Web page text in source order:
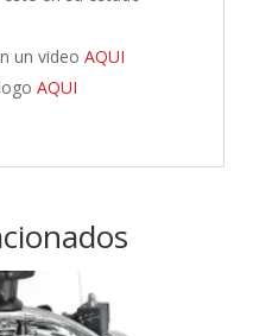
un video AQUI
AQUI